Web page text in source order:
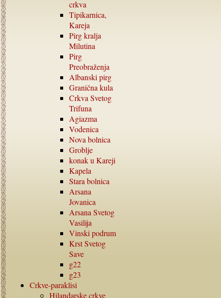
crkva
Tipikarnica,
Kareja
Pirg kralja
Milutina
Pirg
Preobraženja
Albanski pirg
Granična kula
Crkva Svetog
Trifuna
Agiazma
Vodenica
Nova bolnica
Groblje
konak u Kareji
Kapela
Stara bolnica
Arsana
Jovanica
Arsana Svetog
Vasilija
Vinski podrum
Krst Svetog
Save
g22
g23
Crkve-paraklisi
Hilandarske crkve